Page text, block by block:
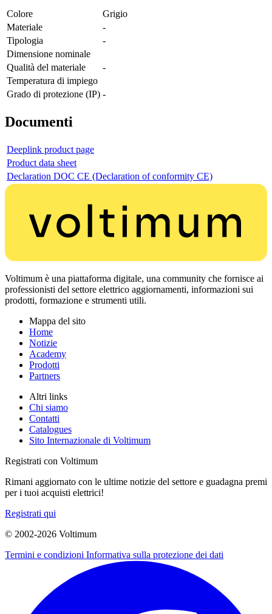
Colore
Grigio
Materiale
-
Tipologia
-
Dimensione nominale
Qualità del materiale
-
Temperatura di impiego
Grado di protezione (IP) -
Documenti
Deeplink product page
Product data sheet
Declaration DOC CE (Declaration of conformity CE)
Voltimum è una piattaforma digitale, una community che fornisce ai
professionisti del settore elettrico aggiornamenti, informazioni sui
prodotti, formazione e strumenti utili.
Mappa del sito
Home
Notizie
Academy
Prodotti
Partners
Altri links
Chi siamo
Contatti
Catalogues
Sito Internazionale di Voltimum
Registrati con Voltimum
Rimani aggiornato con le ultime notizie del settore e guadagna premi
per i tuoi acquisti elettrici!
Registrati qui
© 2002-2026 Voltimum
Termini e condizioni Informativa sulla protezione dei dati